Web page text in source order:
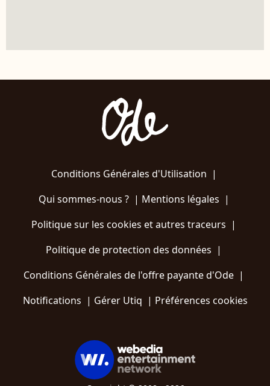
Conditions Générales d'Utilisation |
Qui sommes-nous ?| Mentions légales |
Politique sur les cookies et autres traceurs |
Politique de protection des données |
Conditions Générales de l'offre payante d'Ode |
Notifications | Gérer Utiq | Préférences cookies